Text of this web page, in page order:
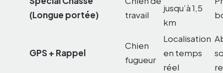
(Longue portée)
travail
jusqu’à 1,5
km
GPS + Rappel
Chien
fugueur
Localisation
en temps
réel